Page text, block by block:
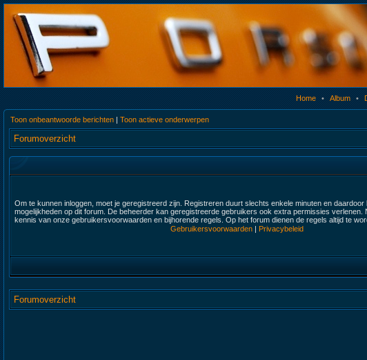
Home • Album •
Toon onbeantwoorde berichten | Toon actieve onderwerpen
Forumoverzicht
Om te kunnen inloggen, moet je geregistreerd zijn. Registreren duurt slechts enkele minuten en
mogelijkheden op dit forum. De beheerder kan geregistreerde gebruikers ook extra permissies verlenen.
kennis van onze gebruikersvoorwaarden en bijhorende regels. Op het forum dienen de regels altijd te
Gebruikersvoorwaarden| Privacybeleid
Forumoverzicht